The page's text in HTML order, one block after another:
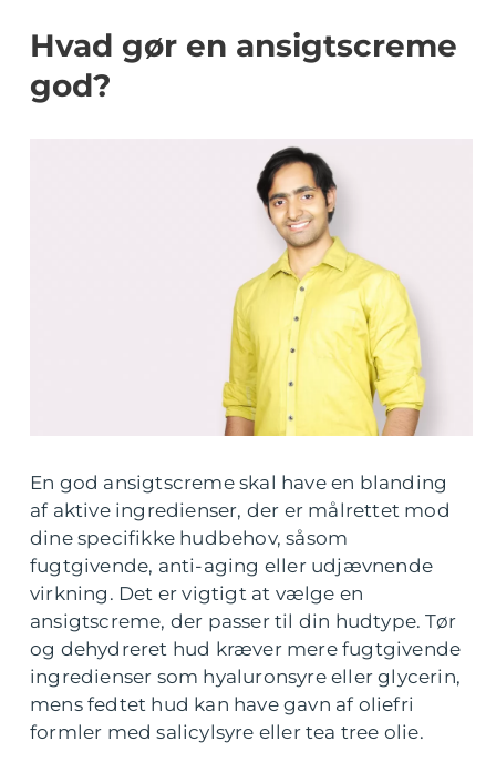
Hvad gør en ansigtscreme
god?
En god ansigtscreme skal have en blanding
af aktive ingredienser, der er målrettet mod
dine specifikke hudbehov, såsom
fugtgivende, anti-aging eller udjævnende
virkning. Det er vigtigt at vælge en
ansigtscreme, der passer til din hudtype. Tør
og dehydreret hud kræver mere fugtgivende
ingredienser som hyaluronsyre eller glycerin,
mens fedtet hud kan have gavn af oliefri
formler med salicylsyre eller tea tree olie.